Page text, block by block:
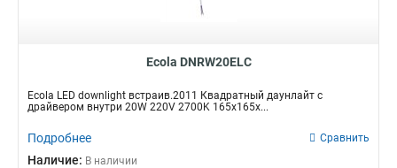
Ecola DNRW20ELC
Ecola LED downlight встраив.2011 Квадратный даунлайт с
драйвером внутри 20W 220V 2700K 165x165x...
Подробнее Сравнить
Наличие: В наличии